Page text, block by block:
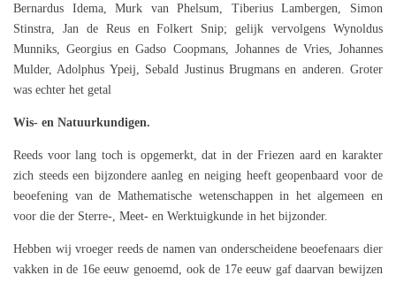
Bernardus Idema, Murk van Phelsum, Tiberius Lambergen, Simon
Stinstra, Jan de Reus en Folkert Snip; gelijk vervolgens Wynoldus
Munniks, Georgius en Gadso Coopmans, Johannes de Vries, Johannes
Mulder, Adolphus Ypeij, Sebald Justinus Brugmans en anderen. Groter
was echter het getal
Wis- en Natuurkundigen.
Reeds voor lang toch is opgemerkt, dat in der Friezen aard en karakter
zich steeds een bijzondere aanleg en neiging heeft geopenbaard voor de
beoefening van de Mathematische wetenschappen in het algemeen en
voor die der Sterre-, Meet- en Werktuigkunde in het bijzonder.
Hebben wij vroeger reeds de namen van onderscheidene beoefenaars dier
vakken in de 16e eeuw genoemd, ook de 17e eeuw gaf daarvan bewijzen